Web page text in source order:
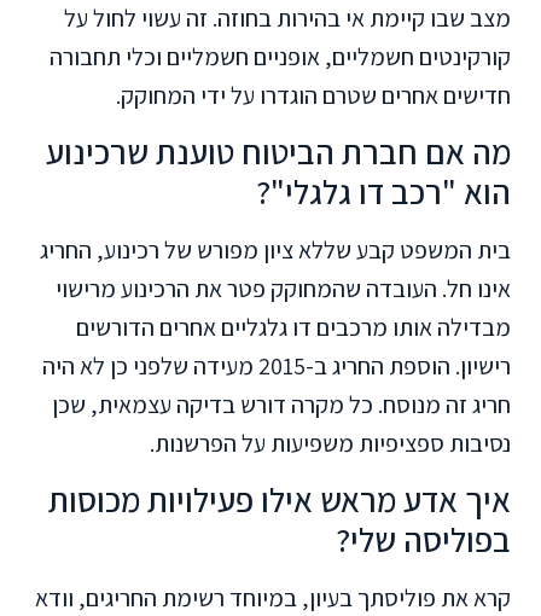
מצב שבו קיימת אי בהירות בחוזה. זה עשוי לחול על
קורקינטים חשמליים, אופניים חשמליים וכלי תחבורה
חדישים אחרים שטרם הוגדרו על ידי המחוקק.
מה אם חברת הביטוח טוענת שרכינוע
הוא "רכב דו גלגלי"?
בית המשפט קבע שללא ציון מפורש של רכינוע, החריג
אינו חל. העובדה שהמחוקק פטר את הרכינוע מרישוי
מבדילה אותו מרכבים דו גלגליים אחרים הדורשים
רישיון. הוספת החריג ב-2015 מעידה שלפני כן לא היה
חריג זה מנוסח. כל מקרה דורש בדיקה עצמאית, שכן
נסיבות ספציפיות משפיעות על הפרשנות.
איך אדע מראש אילו פעילויות מכוסות
בפוליסה שלי?
קרא את פוליסתך בעיון, במיוחד רשימת החריגים, וודא